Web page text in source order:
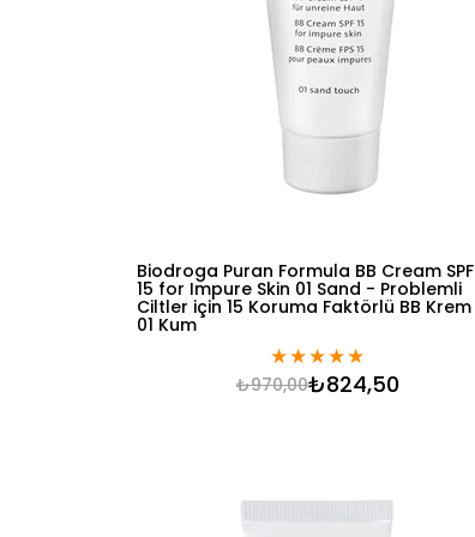
Biodroga Puran Formula BB Cream SPF
15 for Impure Skin 01 Sand - Problemli
Ciltler için 15 Koruma Faktörlü BB Krem
01 Kum
★★★★★
₺824,50
₺970,00